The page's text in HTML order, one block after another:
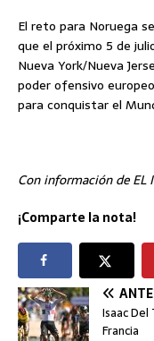
El reto para Noruega
que el próximo 5 de
Nueva York/Nueva
poder ofensivo
para conquistar el
Con información de EL
¡Comparte la nota!
Isaac
Francia